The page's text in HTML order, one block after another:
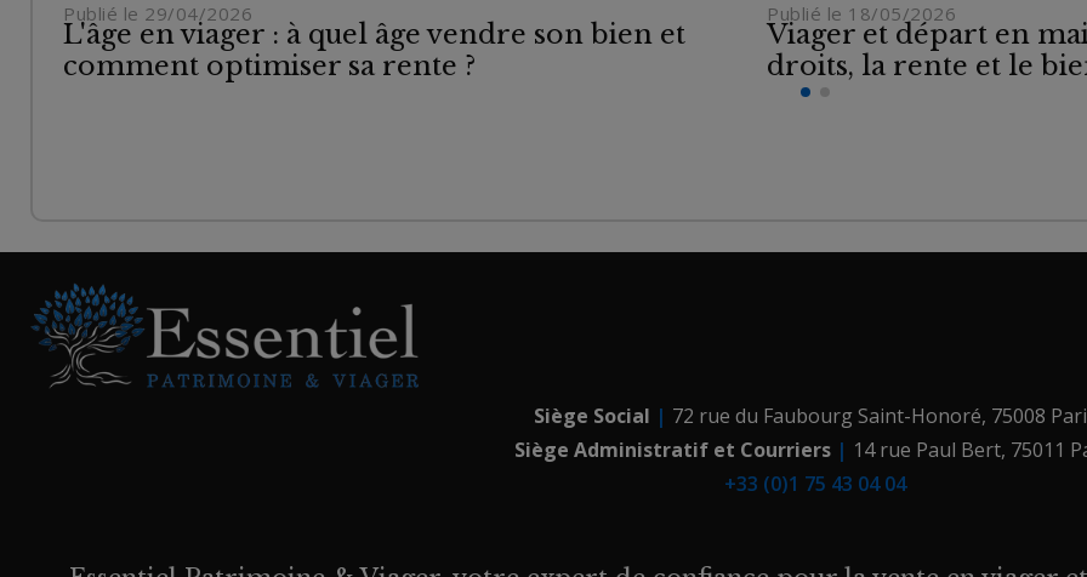
Publié le 29/04/2026
L'âge en viager : à quel âge vendre son bien et
comment optimiser sa rente ?
Publié le 18/05/2026
Viager et départ en
droits, la rente et le
Siège Social | 72 rue du Faubourg Saint-Honoré, 75008
Siège Administratif et Courriers | 14 rue Paul Bert, 75011
+33 (0)1 75 43 04 04